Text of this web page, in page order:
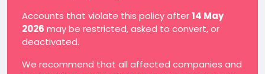
Accounts that violate this policy after14 May
2026 may be restricted, asked to convert, or
deactivated.
We recommend that all affected companies and